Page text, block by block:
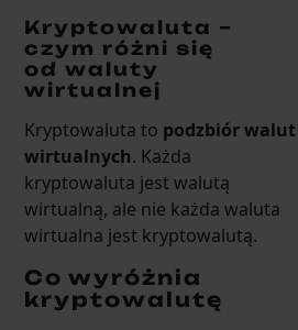
Kryptowaluta –
czym różni się
od waluty
wirtualnej
Kryptowaluta to podzbiór walut
wirtualnych. Każda
kryptowaluta jest walutą
wirtualną, ale nie każda waluta
wirtualna jest kryptowalutą.
Co wyróżnia
kryptowalutę